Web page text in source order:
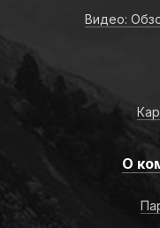
Видео:
О